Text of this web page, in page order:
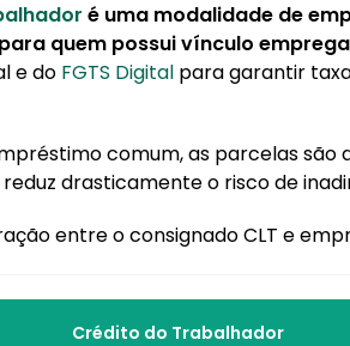
é uma modalidade de
quem possui vínculo
e do FGTS Digital para garantir
comum, as parcelas
reduz drasticamente o risco de
entre o consignado CLT e
Crédito do Trabalhador